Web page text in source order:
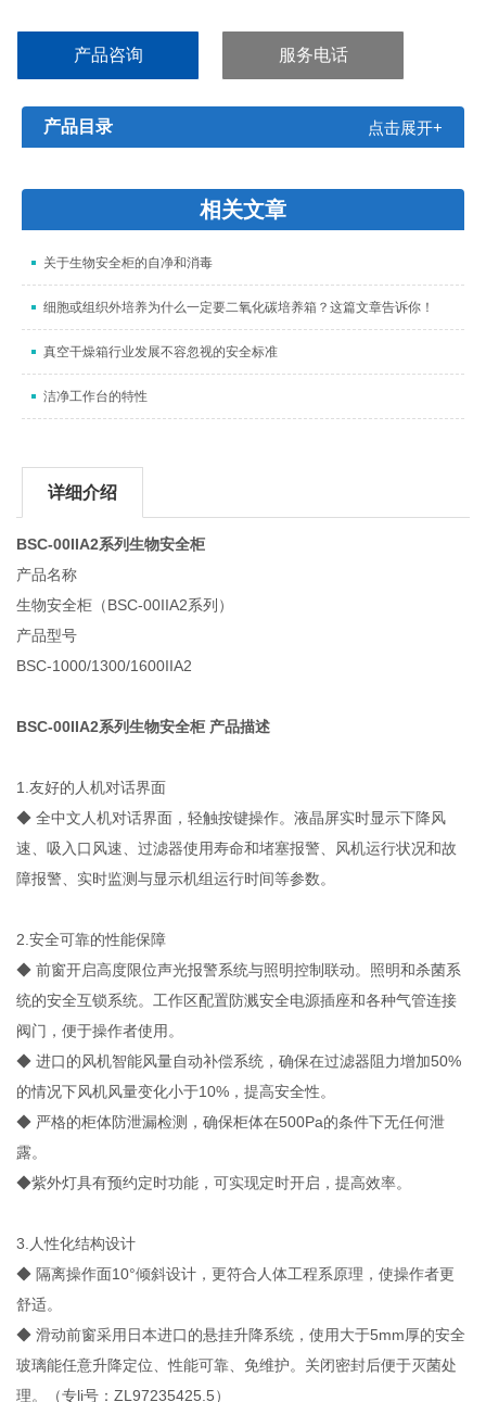
产品咨询 服务电话
产品目录 点击展开+
相关文章
关于生物安全柜的自净和消毒
细胞或组织外培养为什么一定要二氧化碳培养箱？这篇文章告诉你！
真空干燥箱行业发展不容忽视的安全标准
洁净工作台的特性
详细介绍
BSC-00IIA2系列生物安全柜
产品名称
生物安全柜（BSC-00IIA2系列）
产品型号
BSC-1000/1300/1600IIA2
BSC-00IIA2系列生物安全柜 产品描述
1.友好的人机对话界面
◆ 全中文人机对话界面，轻触按键操作。液晶屏实时显示下降风
速、吸入口风速、过滤器使用寿命和堵塞报警、风机运行状况和故
障报警、实时监测与显示机组运行时间等参数。
2.安全可靠的性能保障
◆ 前窗开启高度限位声光报警系统与照明控制联动。照明和杀菌系
统的安全互锁系统。工作区配置防溅安全电源插座和各种气管连接
阀门，便于操作者使用。
◆ 进口的风机智能风量自动补偿系统，确保在过滤器阻力增加50%
的情况下风机风量变化小于10%，提高安全性。
◆ 严格的柜体防泄漏检测，确保柜体在500Pa的条件下无任何泄
露。
◆紫外灯具有预约定时功能，可实现定时开启，提高效率。
3.人性化结构设计
◆ 隔离操作面10°倾斜设计，更符合人体工程系原理，使操作者更
舒适。
◆ 滑动前窗采用日本进口的悬挂升降系统，使用大于5mm厚的安全
玻璃能任意升降定位、性能可靠、免维护。关闭密封后便于灭菌处
理。（专li号：ZL97235425.5）